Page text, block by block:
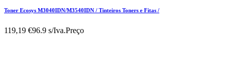
Toner Ecosys M3040IDN/M3540IDN / Tinteiros Toners e Fitas /
119,19 €96.9 s/Iva.Preço